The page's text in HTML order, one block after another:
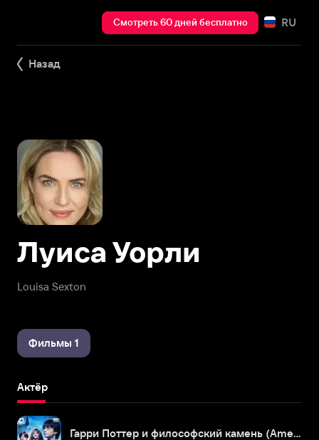
Смотреть 60 дней бесплатно RU
Назад
Louisa Sexton
Луиса Уорли
Фильмы 1
Актёр
Гарри Поттер и философский камень (Amediateka)